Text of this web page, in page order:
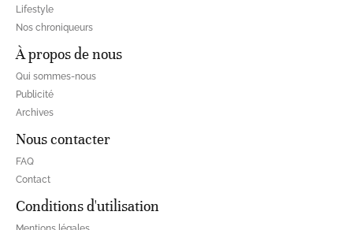
Lifestyle
Nos chroniqueurs
À propos de nous
Qui sommes-nous
Publicité
Archives
Nous contacter
FAQ
Contact
Conditions d'utilisation